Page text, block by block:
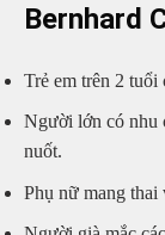
Bernhard
Trẻ em trên 2 tuổi
Người lớn có nhu
nuốt.
Phụ nữ mang thai